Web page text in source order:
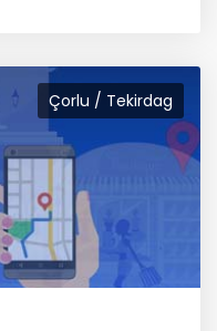
Çorlu / Tekirdag